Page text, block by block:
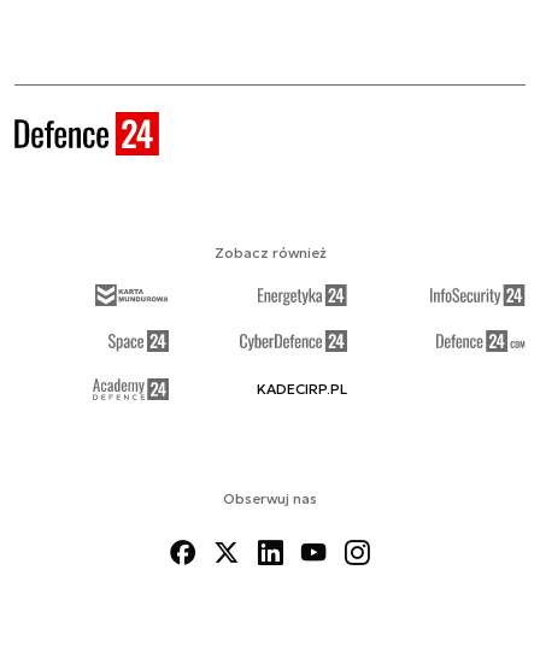
Obserwuj nas
Zobacz również
KADECIRP.PL